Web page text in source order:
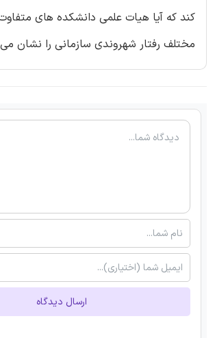
کند که آیا هیات علمی دانشکده های
مختلف رفتار شهروندی سازمانی را نشان
ارسال دیدگاه